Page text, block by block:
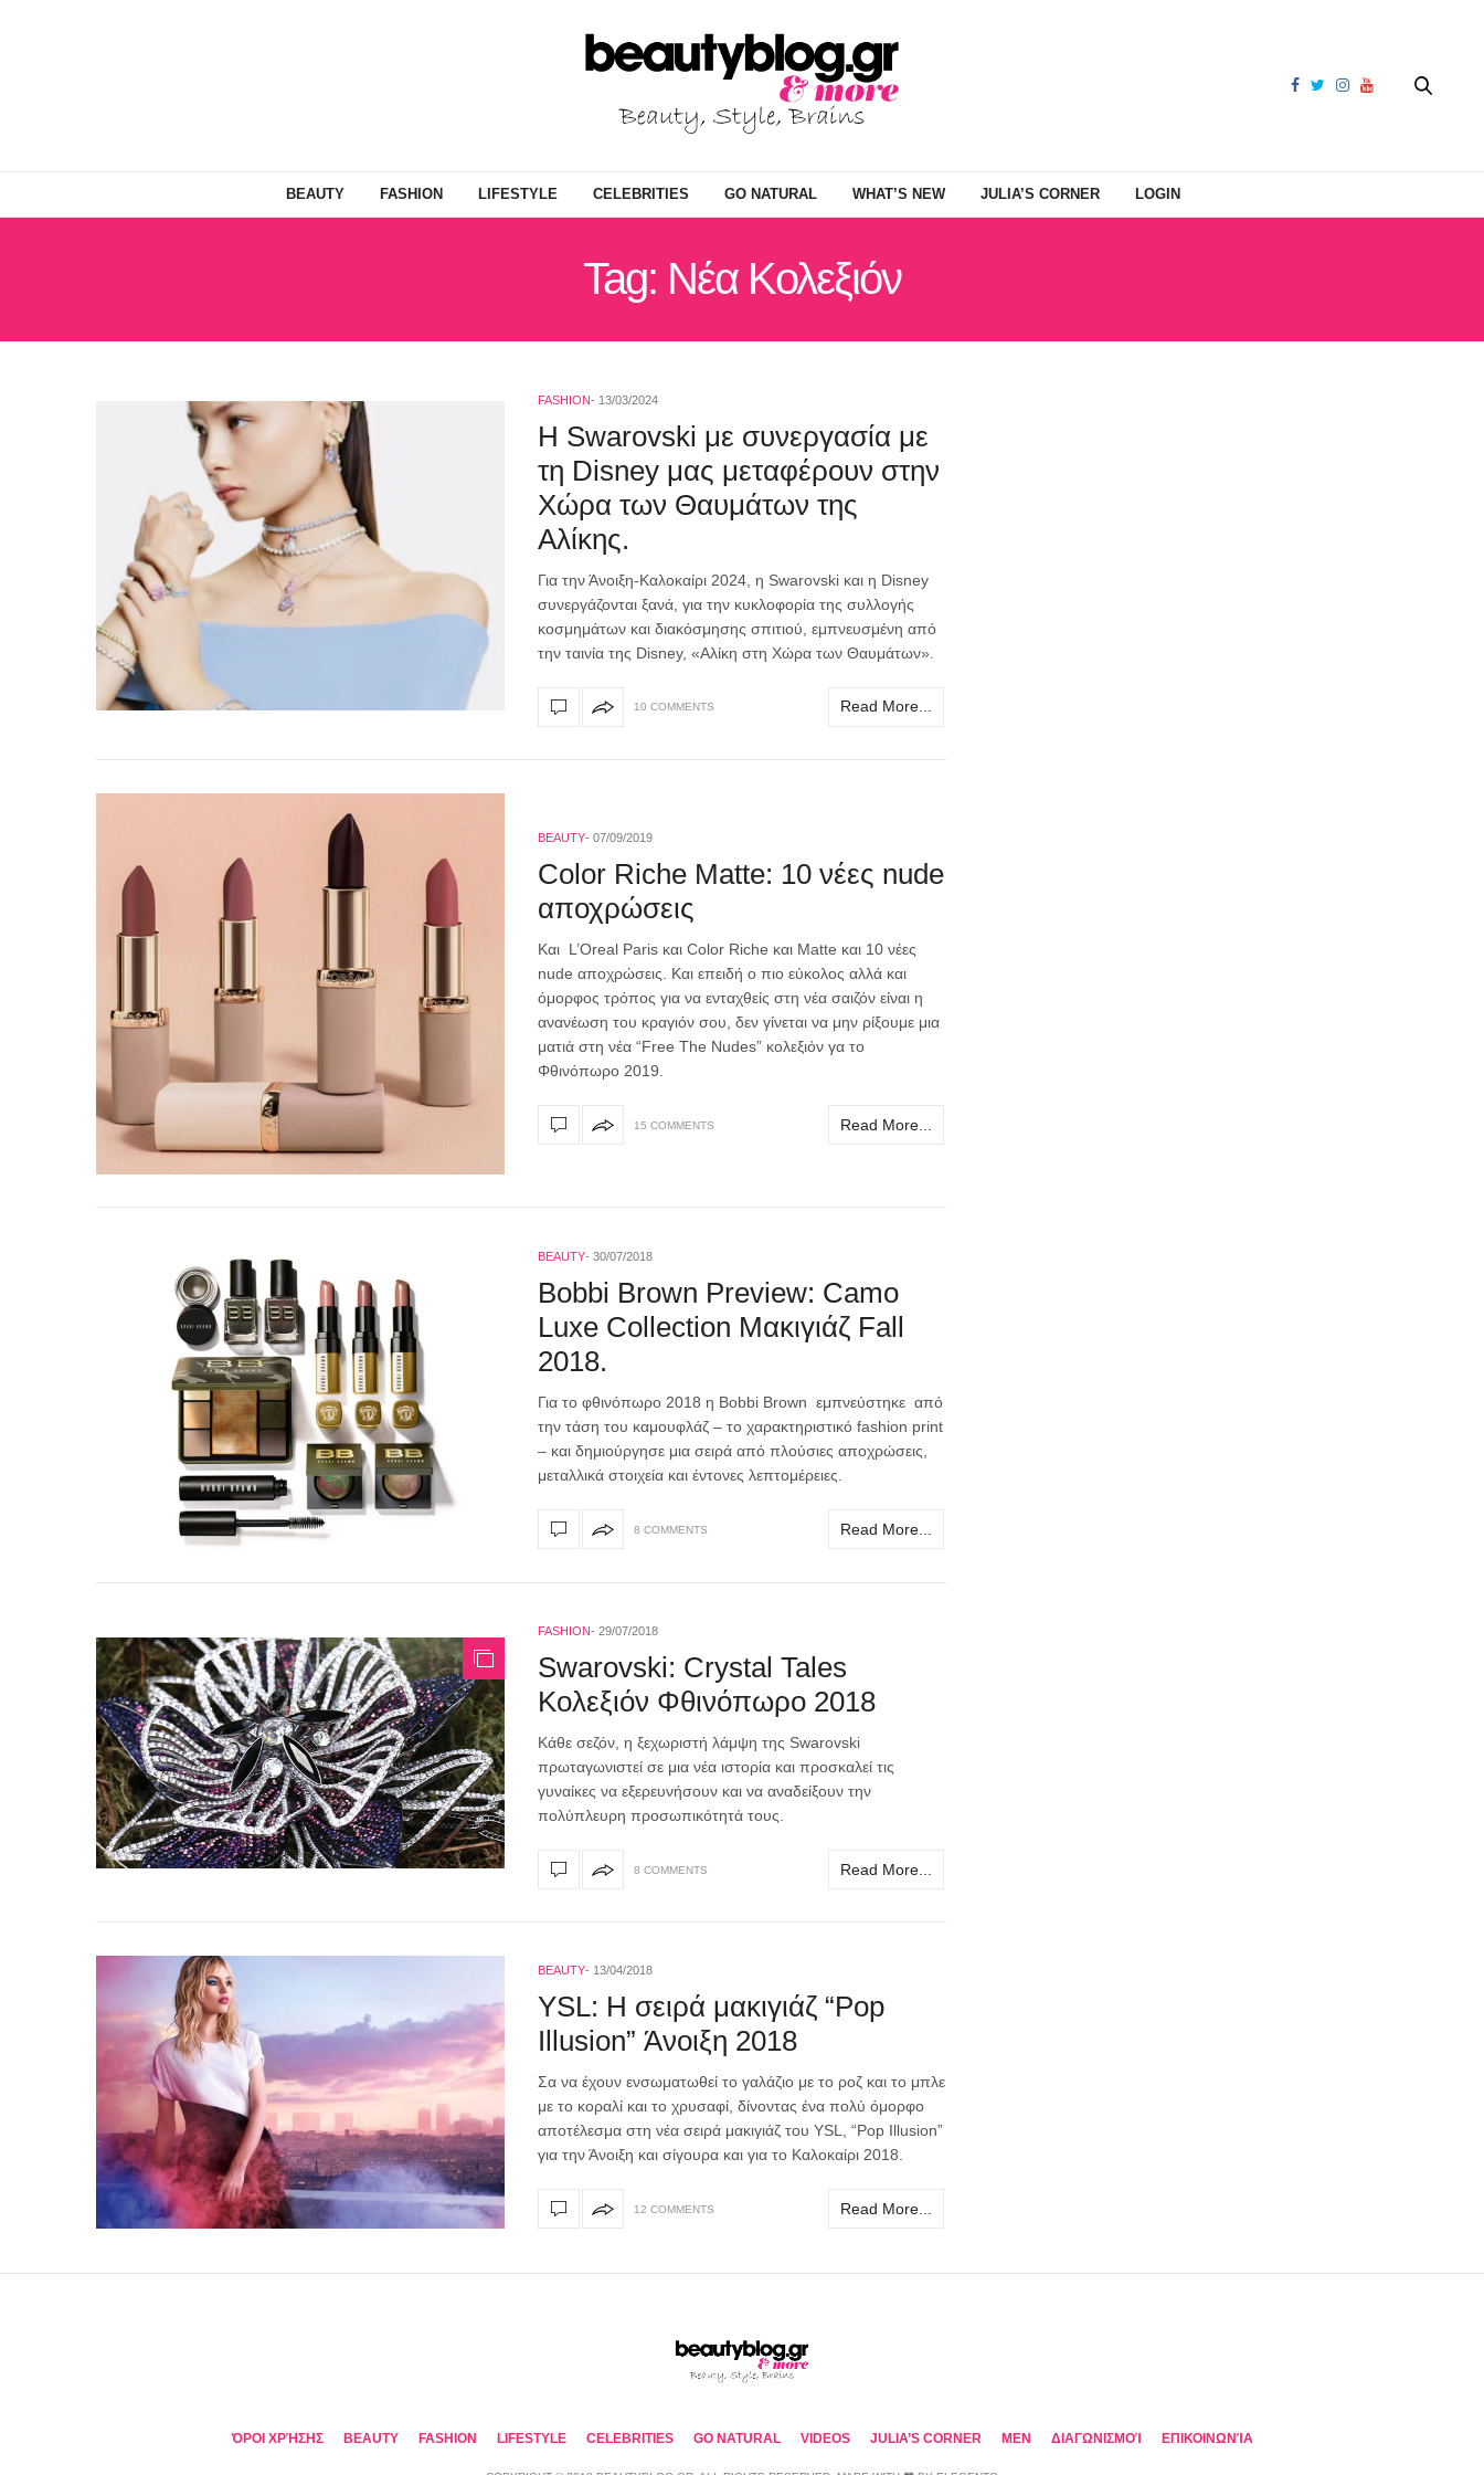
BEAUTY FASHION LIFESTYLE CELEBRITIES GO NATURAL WHAT’S NEW JULIA’S CORNER LOGIN
Tag: Νέα Κολεξιόν
FASHION 13/03/2024
H Swarovski με συνεργασία με
τη Disney μας μεταφέρουν στην
Χώρα των Θαυμάτων της
Αλίκης.
Για την Άνοιξη-Καλοκαίρι 2024, η Swarovski και η Disney
συνεργάζονται ξανά, για την κυκλοφορία της συλλογής
κοσμημάτων και διακόσμησης σπιτιού, εμπνευσμένη από
την ταινία της Disney, «Αλίκη στη Χώρα των Θαυμάτων».
10 COMMENTS Read More...
BEAUTY 07/09/2019
Color Riche Matte: 10 νέες nude
αποχρώσεις
Kαι L’Oreal Paris και Color Riche και Μatte και 10 νέες
nude αποχρώσεις. Και επειδή ο πιο εύκολος αλλά και
όμορφος τρόπος για να ενταχθείς στη νέα σαιζόν είναι η
ανανέωση του κραγιόν σου, δεν γίνεται να μην ρίξουμε μια
ματιά στη νέα “Free The Nudes” κολεξιόν γα το
Φθινόπωρο 2019.
15 COMMENTS Read More...
BEAUTY 30/07/2018
Bobbi Brown Preview: Camo
Luxe Collection Μακιγιάζ Fall
2018.
Για το φθινόπωρο 2018 η Bobbi Brown εμπνεύστηκε από
την τάση του καμουφλάζ – το χαρακτηριστικό fashion print
– και δημιούργησε μια σειρά από πλούσιες αποχρώσεις,
μεταλλικά στοιχεία και έντονες λεπτομέρειες.
8 COMMENTS Read More...
FASHION 29/07/2018
Swarovski: Crystal Tales
Κολεξιόν Φθινόπωρο 2018
Κάθε σεζόν, η ξεχωριστή λάμψη της Swarovski
πρωταγωνιστεί σε μια νέα ιστορία και προσκαλεί τις
γυναίκες να εξερευνήσουν και να αναδείξουν την
πολύπλευρη προσωπικότητά τους.
8 COMMENTS Read More...
BEAUTY 13/04/2018
YSL: Η σειρά μακιγιάζ “Pop
Illusion” Άνοιξη 2018
Σα να έχουν ενσωματωθεί το γαλάζιο με το ροζ και το μπλε
με το κοραλί και το χρυσαφί, δίνοντας ένα πολύ όμορφο
αποτέλεσμα στη νέα σειρά μακιγιάζ του YSL, “Pop Illusion”
για την Άνοιξη και σίγουρα και για το Καλοκαίρι 2018.
12 COMMENTS Read More...
ΌΡΟΙ ΧΡΉΣΗΣ BEAUTY FASHION LIFESTYLE CELEBRITIES GO NATURAL VIDEOS JULIA’S CORNER MEN ΔΙΑΓΩΝΙΣΜΟΊ ΕΠΙΚΟΙΝΩΝΊΑ